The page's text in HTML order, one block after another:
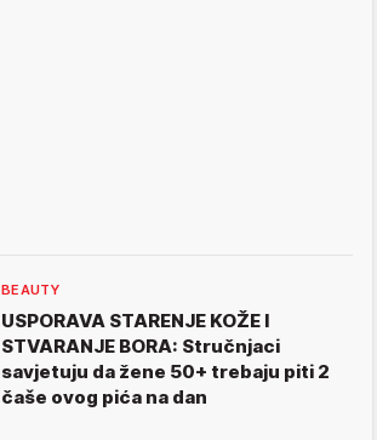
BEAUTY
USPORAVA STARENJE KOŽE I
STVARANJE BORA: Stručnjaci
savjetuju da žene 50+ trebaju piti 2
čaše ovog pića na dan